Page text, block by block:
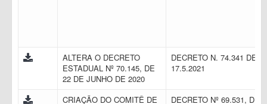
ALTERA O DECRETO
ESTADUAL Nº 70.145, DE
22 DE JUNHO DE 2020
DECRETO N. 74.341 DE
17.5.2021
CRIAÇÃO DO COMITÊ DE
DECRETO Nº 69.531, DE